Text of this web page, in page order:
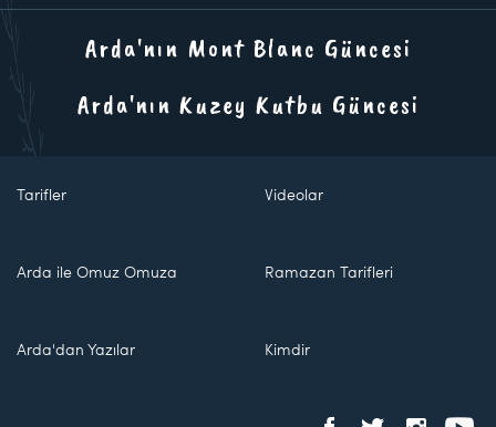
Arda'nın Mont Blanc Güncesi
Arda'nın Kuzey Kutbu Güncesi
Tarifler Videolar
Arda ile Omuz Omuza Ramazan Tarifleri
Arda'dan Yazılar Kimdir